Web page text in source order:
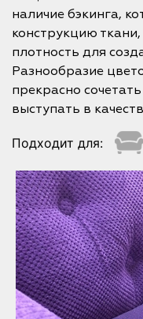
наличие бэкинга,
конструкцию
плотность для
Разнообразие
прекрасно
выступать в
Подходит для: